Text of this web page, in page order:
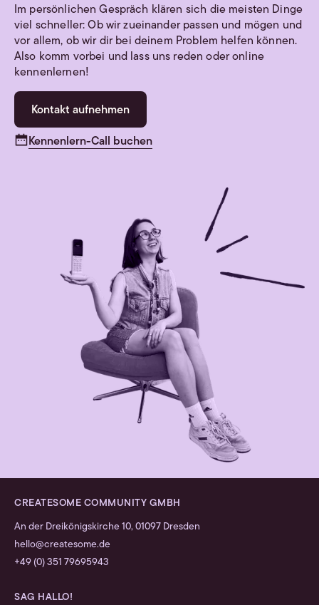
Im persönlichen Gespräch klären sich die meisten Dinge
viel schneller: Ob wir zueinander passen und mögen und
vor allem, ob wir dir bei deinem Problem helfen können.
Also komm vorbei und lass uns reden oder online
kennenlernen!
Kontakt aufnehmen
Kennenlern-Call buchen
CREATESOME COMMUNITY GMBH
An der Dreikönigskirche 10, 01097 Dresden
hello@createsome.de
+49 (0) 351 79695943
SAG HALLO!